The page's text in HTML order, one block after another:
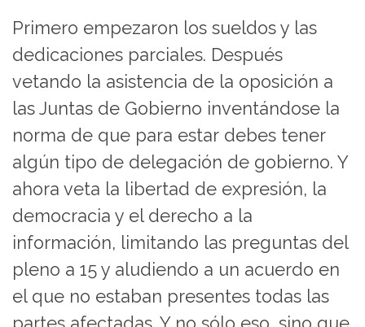
Primero empezaron los sueldos y las
dedicaciones parciales. Después
vetando la asistencia de la oposición a
las Juntas de Gobierno inventándose la
norma de que para estar debes tener
algún tipo de delegación de gobierno. Y
ahora veta la libertad de expresión, la
democracia y el derecho a la
información, limitando las preguntas del
pleno a 15 y aludiendo a un acuerdo en
el que no estaban presentes todas las